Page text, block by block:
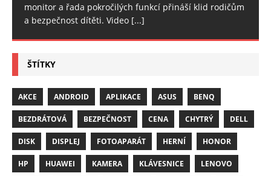
monitor a řada pokročilých funkcí přináší klid rodičům
a bezpečnost dítěti. Video [...]
ŠTÍTKY
AKCE ANDROID APLIKACE ASUS BENQ
BEZDRÁTOVÁ BEZPEČNOST CENA CHYTRÝ DELL
DISK DISPLEJ FOTOAPARÁT HERNÍ HONOR
HP HUAWEI KAMERA KLÁVESNICE LENOVO